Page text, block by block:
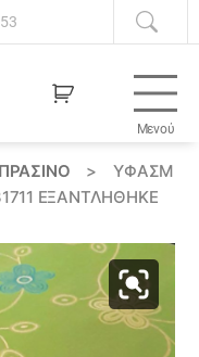
Μενού
ΠΡΑΣΙΝΟ >
ΥΦΆΣΜ
ΕΞΑΝΤΛΗΘΗΚΕ